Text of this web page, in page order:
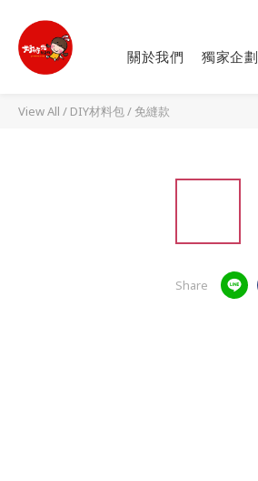
關於我們 獨家企劃
View All / DIY材料包/免縫款
Share